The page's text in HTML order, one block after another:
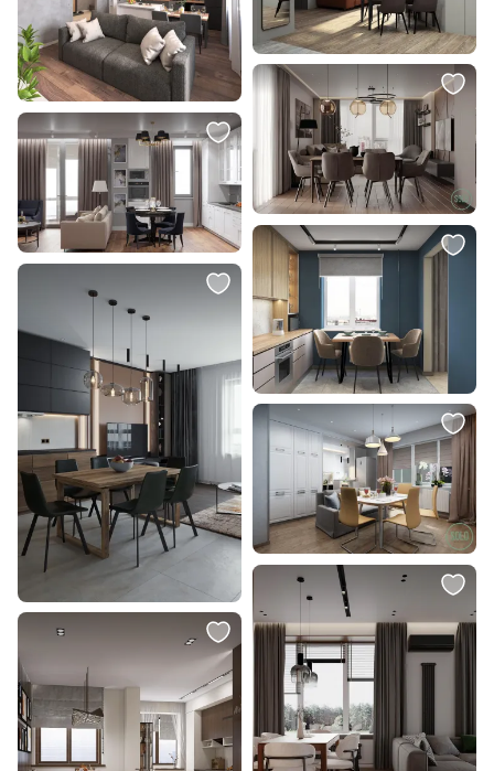
В корзину В корзину
7 000 ₽
Картина "Палитра №12" Пирогов
Иван
В корзину
5 190 ₽ 3 700 ₽
Светильник подвесной
светодиодный Moderli V10892-PL
Fiona
В корзину
12 100 ₽
Ваза "Патиссон" серый BD-
2489817
В корзину
25 020 ₽
Подвесной светильник LOFT IT
Cloud LED 3000K 10247/550 Silver
В корзину